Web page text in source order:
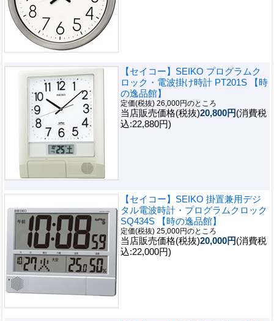
【セイコー】SEIKO プログラムク
ロック・電波掛け時計 PT201S 【時
の逸品館】
定価(税抜) 26,000円のところ
当店販売価格(税抜)20,800円(消費税
込:22,880円)
【セイコー】SEIKO 掛置兼用デジ
タル電波時計・プログラムクロック
SQ434S 【時の逸品館】
定価(税抜) 25,000円のところ
当店販売価格(税抜)20,000円(消費税
込:22,000円)